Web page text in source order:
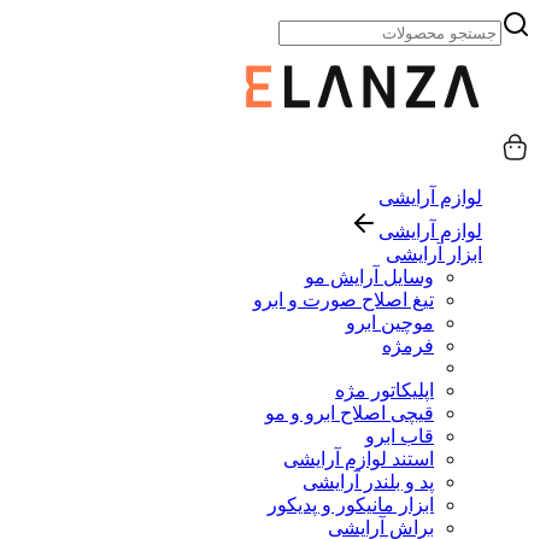
لوازم آرایشی
لوازم آرایشی
ابزار آرایشی
وسایل آرایش مو
تیغ اصلاح صورت و ابرو
موچین ابرو
فرمژه
اپلیکاتور مژه
قیچی اصلاح ابرو و مو
قاب ابرو
استند لوازم آرایشی
پد و بلندر آرایشی
ابزار مانیکور و پدیکور
براش آرایشی